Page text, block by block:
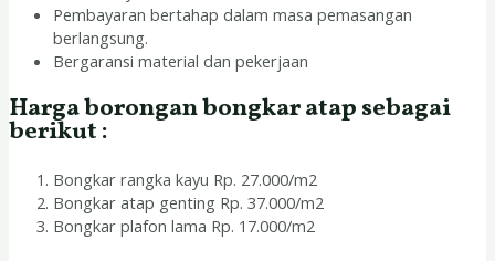
Pembayaran bertahap dalam masa pemasangan
berlangsung.
Bergaransi material dan pekerjaan
Harga borongan bongkar atap sebagai
berikut :
Bongkar rangka kayu Rp. 27.000/m2
Bongkar atap genting Rp. 37.000/m2
Bongkar plafon lama Rp. 17.000/m2